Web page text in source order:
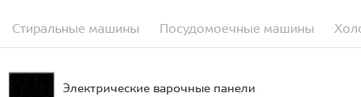
Стиральные машины Посудомоечные машины
Электрические варочные панели